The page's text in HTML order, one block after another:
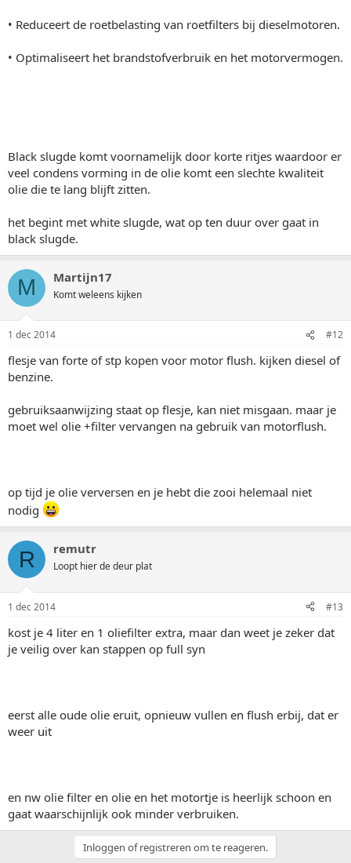
• Reduceert de roetbelasting van roetfilters bij dieselmotoren.
• Optimaliseert het brandstofverbruik en het motorvermogen.
Black slugde komt voornamelijk door korte ritjes waardoor er
veel condens vorming in de olie komt een slechte kwaliteit
olie die te lang blijft zitten.
het begint met white slugde, wat op ten duur over gaat in
black slugde.
M Martijn17
Komt weleens kijken
1 dec 2014 #12
flesje van forte of stp kopen voor motor flush. kijken diesel of
benzine.
gebruiksaanwijzing staat op flesje, kan niet misgaan. maar je
moet wel olie +filter vervangen na gebruik van motorflush.
op tijd je olie verversen en je hebt die zooi helemaal niet
nodig
R remutr
Loopt hier de deur plat
1 dec 2014 #13
kost je 4 liter en 1 oliefilter extra, maar dan weet je zeker dat
je veilig over kan stappen op full syn
eerst alle oude olie eruit, opnieuw vullen en flush erbij, dat er
weer uit
en nw olie filter en olie en het motortje is heerlijk schoon en
gaat waarschijnlijk ook minder verbruiken.
Inloggen of registreren om te reageren.